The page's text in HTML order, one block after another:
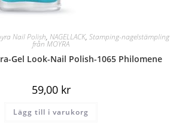
Nail Polish, NAGELLACK, Stamping-nagelstämpling
från MOYRA
Gel Look-Nail Polish-1065 Philomene
59,00 kr
Lägg till i varukorg